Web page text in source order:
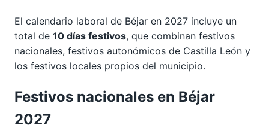
El calendario laboral de Béjar en 2027 incluye un
total de 10 días festivos, que combinan festivos
nacionales, festivos autonómicos de Castilla León y
los festivos locales propios del municipio.
Festivos nacionales en Béjar
2027